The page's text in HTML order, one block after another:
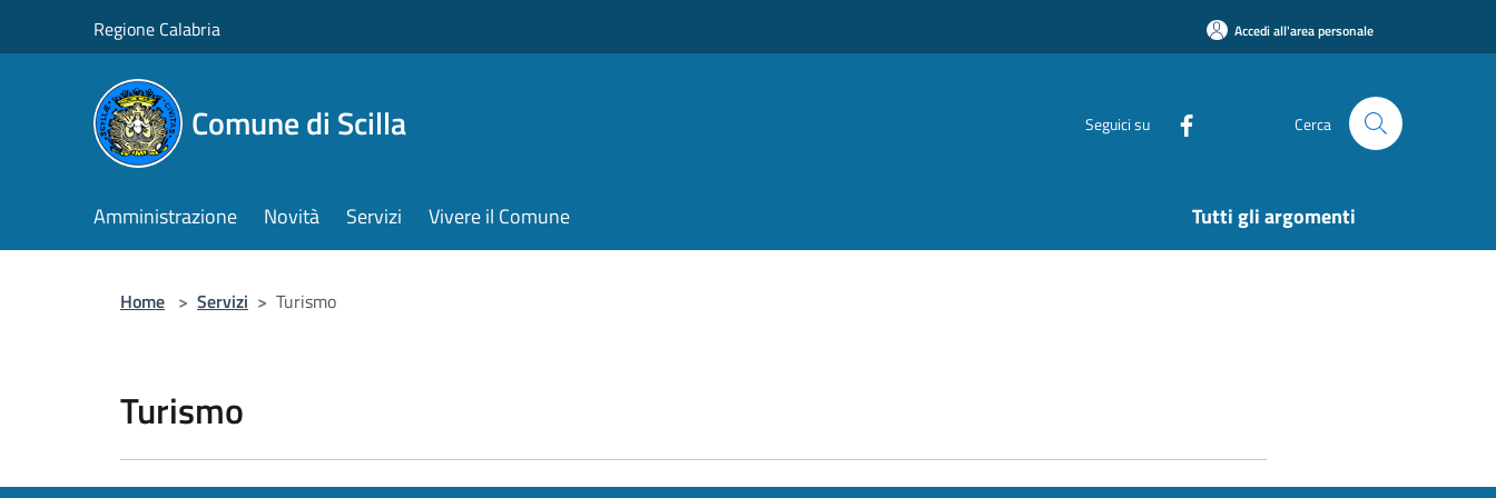
Regione Calabria Accedi all'area personale
Comune di Scilla Seguici su Cerca
Amministrazione Novità Servizi Vivere il Comune Tutti gli argomenti
Home > Servizi > Turismo
Turismo